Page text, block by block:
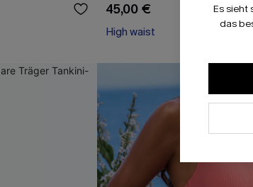
45,00 €
High waist
Es sieht
das